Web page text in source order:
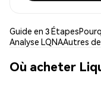
Guide en 3 Étapes
Analyse LQNAAutres
Où acheter